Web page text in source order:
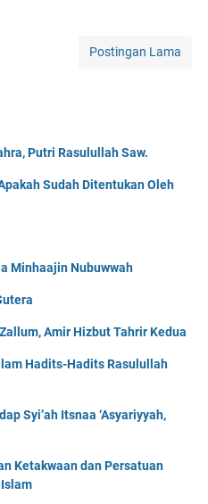
Postingan Lama
Putri Rasulullah Saw.
Sudah Ditentukan Oleh
Minhaajin Nubuwwah
Amir Hizbut Tahrir Kedua
Hadits-Hadits Rasulullah
Syi’ah Itsnaa ‘Asyariyyah,
Ketakwaan dan Persatuan